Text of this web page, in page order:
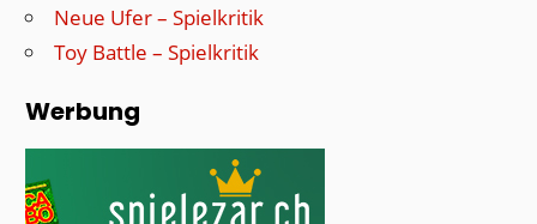
Neue Ufer – Spielkritik
Toy Battle – Spielkritik
Werbung